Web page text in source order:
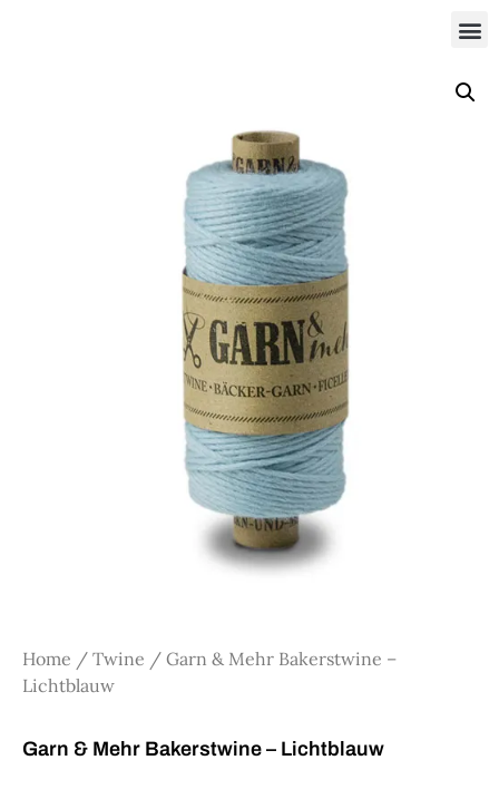
Home / Twine / Garn & Mehr Bakerstwine –
Lichtblauw
Garn & Mehr Bakerstwine – Lichtblauw